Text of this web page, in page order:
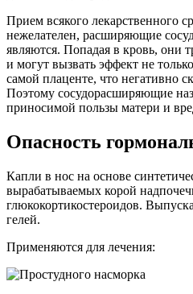
Прием всякого лекарственного
нежелателен, расширяющие
являются. Попадая в кровь, они
и могут вызвать эффект не
самой плаценте, что негативно
Поэтому сосудорасширяющие
приносимой пользы матери и
Опасность
Капли в нос на основе
вырабатываемых корой
глюкокортикостероидов.
гелей.
Применяются для лечения: